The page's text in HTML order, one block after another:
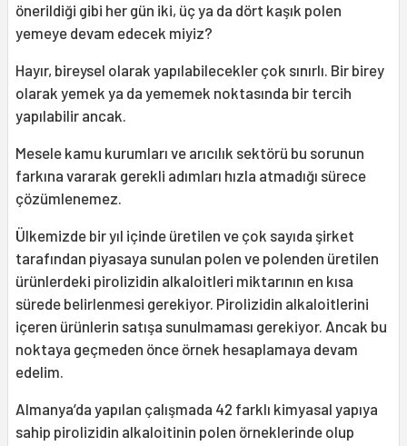
önerildiği gibi her gün iki, üç ya da dört kaşık polen
yemeye devam edecek miyiz?
Hayır, bireysel olarak yapılabilecekler çok sınırlı. Bir birey
olarak yemek ya da yememek noktasında bir tercih
yapılabilir ancak.
Mesele kamu kurumları ve arıcılık sektörü bu sorunun
farkına vararak gerekli adımları hızla atmadığı sürece
çözümlenemez.
Ülkemizde bir yıl içinde üretilen ve çok sayıda şirket
tarafından piyasaya sunulan polen ve polenden üretilen
ürünlerdeki pirolizidin alkaloitleri miktarının en kısa
sürede belirlenmesi gerekiyor. Pirolizidin alkaloitlerini
içeren ürünlerin satışa sunulmaması gerekiyor. Ancak bu
noktaya geçmeden önce örnek hesaplamaya devam
edelim.
Almanya’da yapılan çalışmada 42 farklı kimyasal yapıya
sahip pirolizidin alkaloitinin polen örneklerinde olup